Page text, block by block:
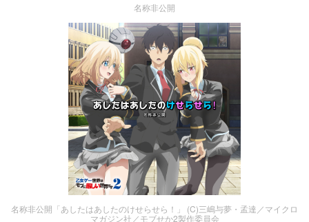
名称非公開
名称非公開「あしたはあしたのけせらせら！」 (C)三嶋与夢・孟達／マイクロ
マガジン社／モブせか2製作委員会